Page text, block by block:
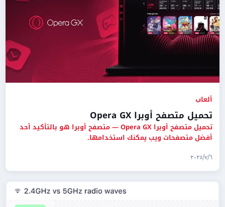
ألعاب
تحميل متصفح أوبرا Opera GX
تحميل متصفح أوبرا Opera GX — متصفح أوبرا هو بالتأكيد أحد
أفضل متصفحات ويب يمكنك استخدامها.
٦‏/٧‏/٢٠٢٥